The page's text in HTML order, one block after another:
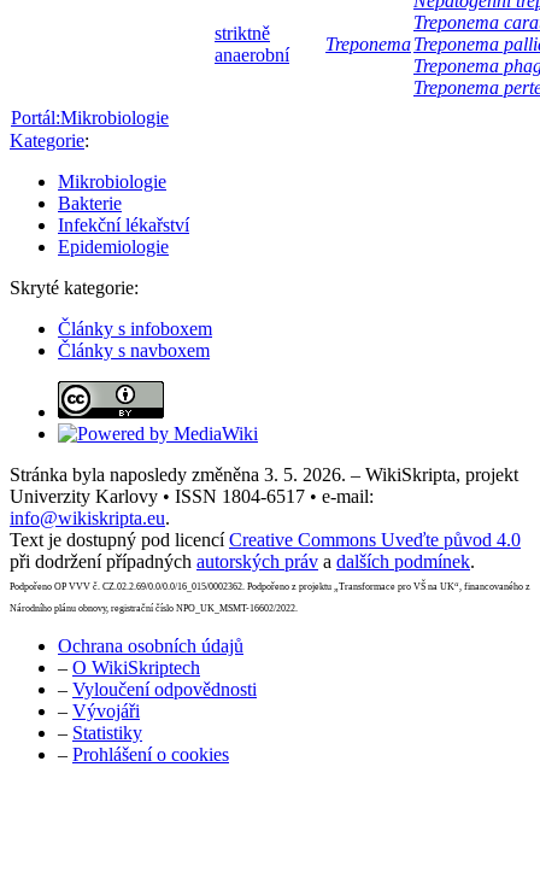
striktně
anaerobní
Treponema
Treponema
Treponema
Treponema
Treponema
Portál:Mikrobiologie
Kategorie:
Mikrobiologie
Bakterie
Infekční lékařství
Epidemiologie
Skryté kategorie:
Články s infoboxem
Články s navboxem
Stránka byla naposledy změněna 3. 5. 2026. – WikiSkripta, projekt
Univerzity Karlovy • ISSN 1804-6517 • e-mail:
info@wikiskripta.eu.
Text je dostupný pod licencíCreative Commons Uveďte původ 4.0
při dodržení případných autorských práv a dalších podmínek.
Podpořeno OP VVV č. CZ.02.2.69/0.0/0.0/16_015/0002362. Podpořeno z projektu „Transformace pro VŠ na UK“, financovaného z
Národního plánu obnovy, registrační číslo NPO_UK_MSMT-16602/2022.
Ochrana osobních údajů
– O WikiSkriptech
– Vyloučení odpovědnosti
– Vývojáři
– Statistiky
– Prohlášení o cookies